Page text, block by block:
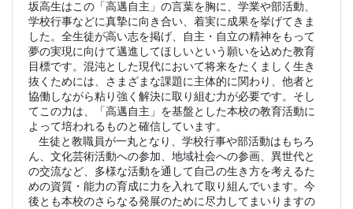
坂高生はこの「高邁自主」の言葉を胸に、学業や部活動、
学校行事などに真摯に向き合い、着実に成果を挙げてきま
した。全生徒が高い志を掲げ、自主・自立の精神をもって
夢の実現に向けて邁進してほしいという願いを込めた教育
目標です。混沌とした現代において将来をたくましく生き
抜くためには、さまざまな課題に主体的に関わり、他者と
協働しながら粘り強く解決に取り組む力が必要です。そし
てこの力は、「高邁自主」を基盤とした本校の教育活動に
よって培われるものと確信しています。
生徒と教職員が一丸となり、学校行事や部活動はもちろ
ん、文化芸術活動への参加、地域社会への参画、異世代と
の交流など、多様な活動を通して自己の生き方を考えるた
めの資質・能力の育成に力を入れて取り組んでいます。今
後とも本校のさらなる発展のために尽力してまいりますの